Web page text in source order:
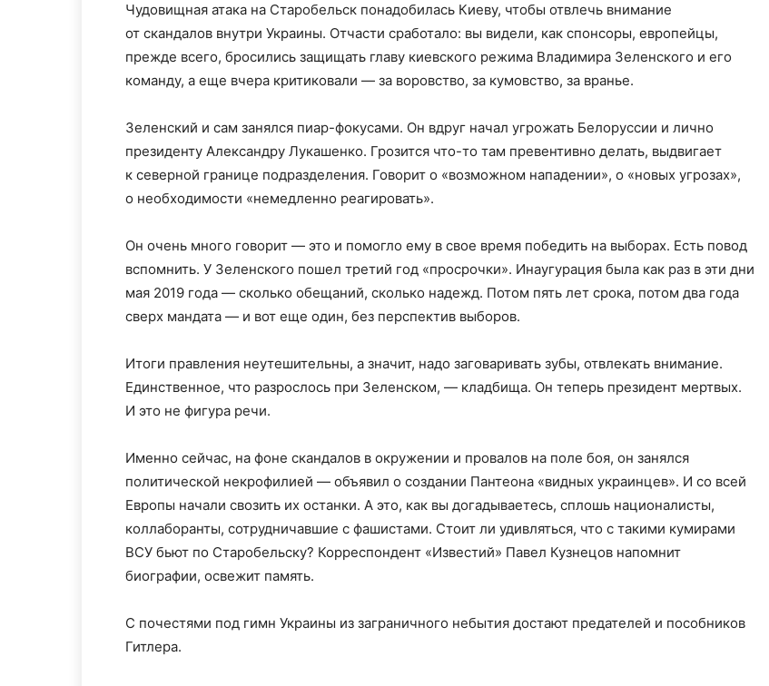
Чудовищная атака на Старобельск понадобилась Киеву, чтобы отвлечь внимание
от скандалов внутри Украины. Отчасти сработало: вы видели, как спонсоры, европейцы,
прежде всего, бросились защищать главу киевского режима Владимира Зеленского и его
команду, а еще вчера критиковали — за воровство, за кумовство, за вранье.
Зеленский и сам занялся пиар-фокусами. Он вдруг начал угрожать Белоруссии и лично
президенту Александру Лукашенко. Грозится что-то там превентивно делать, выдвигает
к северной границе подразделения. Говорит о «возможном нападении», о «новых угрозах»,
о необходимости «немедленно реагировать».
Он очень много говорит — это и помогло ему в свое время победить на выборах. Есть повод
вспомнить. У Зеленского пошел третий год «просрочки». Инаугурация была как раз в эти дни
мая 2019 года — сколько обещаний, сколько надежд. Потом пять лет срока, потом два года
сверх мандата — и вот еще один, без перспектив выборов.
Итоги правления неутешительны, а значит, надо заговаривать зубы, отвлекать внимание.
Единственное, что разрослось при Зеленском, — кладбища. Он теперь президент мертвых.
И это не фигура речи.
Именно сейчас, на фоне скандалов в окружении и провалов на поле боя, он занялся
политической некрофилией — объявил о создании Пантеона «видных украинцев». И со всей
Европы начали свозить их останки. А это, как вы догадываетесь, сплошь националисты,
коллаборанты, сотрудничавшие с фашистами. Стоит ли удивляться, что с такими кумирами
ВСУ бьют по Старобельску? Корреспондент «Известий» Павел Кузнецов напомнит
биографии, освежит память.
С почестями под гимн Украины из заграничного небытия достают предателей и пособников
Гитлера.